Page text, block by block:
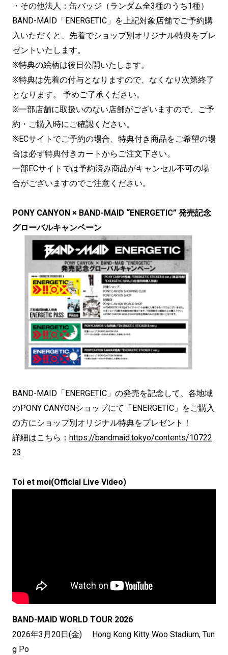
・その他法人：缶バッジ（ランダム全3種のうち1種）
BAND-MAID「ENERGETIC」を上記対象店舗でご予約購
入いただくと、先着でショップ別オリジナル特典をプレ
ゼントいたします。
※特典の絵柄は後日公開いたします。
※特典は先着の付与となりますので、なくなり次第終了
となります。 予めご了承ください。
※一部店舗に取扱いのない店舗がございますので、ご予
約・ご購入時にご確認ください。
※ECサイトでご予約の場合、特典付き商品をご希望の場
合は必ず特典付きカートからご注文下さい。
一部ECサイトでは予約済み商品がキャンセル不可の場
合がございますのでご注意ください。
PONY CANYON × BAND-MAID “ENERGETIC” 発売記念
グローバルキャンペーン
BAND-MAID「ENERGETIC」の発売を記念して、各地域
のPONY CANYONショップにて「ENERGETIC」をご購入
の方にショップ別オリジナル特典をプレゼント！
詳細はこちら： https://bandmaid.tokyo/contents/10722
23
Toi et moi(Official Live Video)
BAND-MAID WORLD TOUR 2026
2026年3月20日(金) Hong Kong Kitty Woo Stadium, Tun
g Po